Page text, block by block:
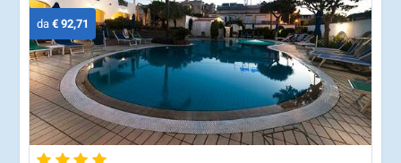
da€ 92,71